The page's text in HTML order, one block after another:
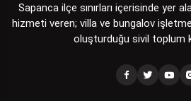
Sapanca ilçe sınırları içerisinde yer
hizmeti veren; villa ve bungalov
oluşturduğu sivil toplum